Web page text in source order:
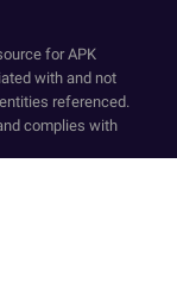
for APK
with and not
referenced.
complies with